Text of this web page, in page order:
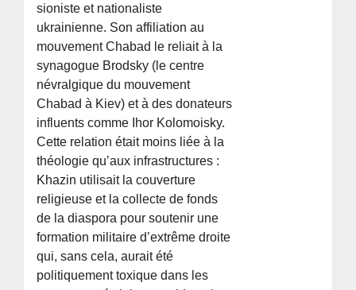
sioniste et nationaliste
ukrainienne. Son affiliation au
mouvement Chabad le reliait à la
synagogue Brodsky (le centre
névralgique du mouvement
Chabad à Kiev) et à des donateurs
influents comme Ihor Kolomoisky.
Cette relation était moins liée à la
théologie qu’aux infrastructures :
Khazin utilisait la couverture
religieuse et la collecte de fonds
de la diaspora pour soutenir une
formation militaire d’extrême droite
qui, sans cela, aurait été
politiquement toxique dans les